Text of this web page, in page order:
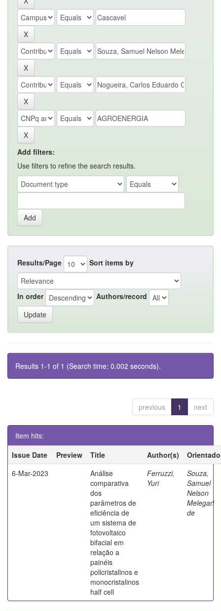
Add filters:
Use filters to refine the search results.
Results/Page Sort items by
In order Authors/record
Results 1-1 of 1 (Search time: 0.002 seconds).
previous 1 next
Item hits:
Issue Date
Preview Title Author(s)
6-Mar-2023
Análise
comparativa
dos
parâmetros de
eficiência de
um sistema de
fotovoltaico
bifacial em
relação a
painéis
policristalinos e
monocristalinos
half cell
Ferruzzi,
Yuri
Souza,
Samuel
Nelson
Melegari
de